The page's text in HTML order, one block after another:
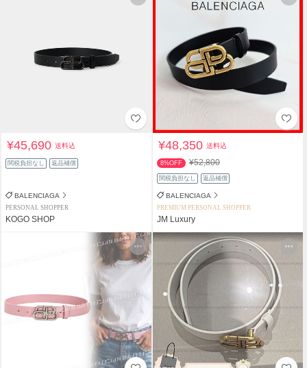
¥45,690送料込
関税負担なし 返品補償
BALENCIAGA
PERSONAL SHOPPER
KOGO SHOP
¥48,350送料込
8%OFF ¥52,800
関税負担なし 返品補償
BALENCIAGA
PREMIUM PERSONAL SHOPPER
JM Luxury